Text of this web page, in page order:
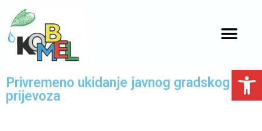
Open toolbar
Privremeno ukidanje javnog gradskog
prijevoza